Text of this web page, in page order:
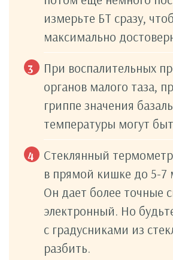
измерьте БТ сразу,
максимально
При воспалительных
органов малого таза,
гриппе значения
температуры могут
Стеклянный
в прямой кишке до 5-7
Он дает более точные
электронный. Но
с градусниками из
разбить.